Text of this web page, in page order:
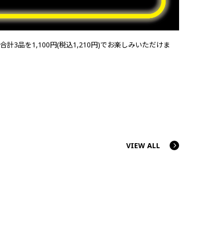
計3品を1,100円(税込1,210円)でお楽しみいただけま
VIEW ALL